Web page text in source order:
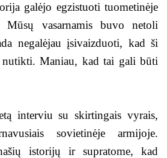
galėjo egzistuoti tuometinėje
Mūsų vasarnamis buvo netoli
negalėjau įsivaizduoti, kad ši
Maniau, kad tai gali būti
interviu su skirtingais vyrais,
sovietinėje armijoje.
istorijų ir supratome, kad